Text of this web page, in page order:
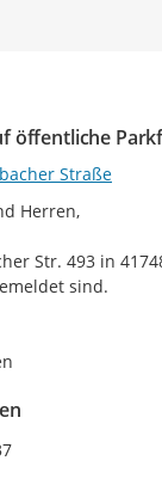
öffentliche
Straße
Herren,
Str. 493 in
sind.